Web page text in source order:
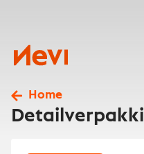
Nevi
Home